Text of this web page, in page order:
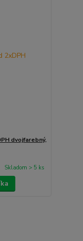
dvojfarebný,
Skladom > 5 ks